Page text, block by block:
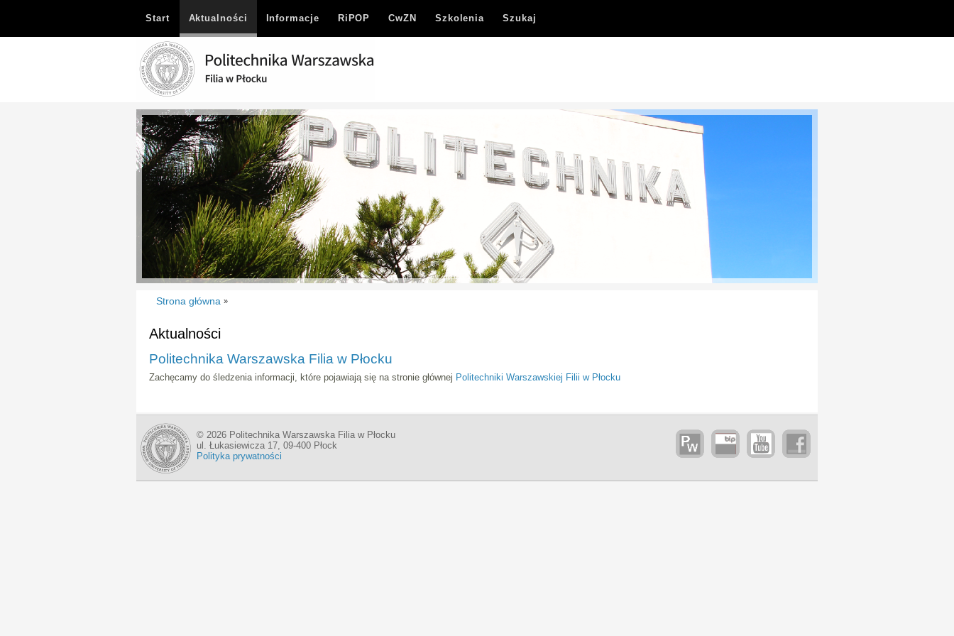
Start Aktualności Informacje RiPOP CwZN Szkolenia Szukaj
Strona główna »
Aktualności
Politechnika Warszawska Filia w Płocku
Zachęcamy do śledzenia informacji, które pojawiają się na stronie głównej Politechniki Warszawskiej Filii w Płocku
© 2026 Politechnika Warszawska Filia w Płocku
ul. Łukasiewicza 17, 09-400 Płock
Polityka prywatności